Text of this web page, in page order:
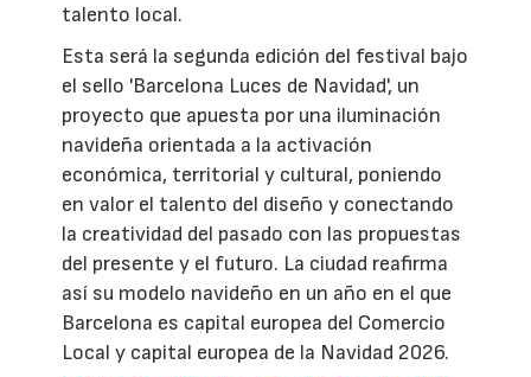
talento local.
Esta será la segunda edición del festival bajo
el sello 'Barcelona Luces de Navidad', un
proyecto que apuesta por una iluminación
navideña orientada a la activación
económica, territorial y cultural, poniendo
en valor el talento del diseño y conectando
la creatividad del pasado con las propuestas
del presente y el futuro. La ciudad reafirma
así su modelo navideño en un año en el que
Barcelona es capital europea del Comercio
Local y capital europea de la Navidad 2026.